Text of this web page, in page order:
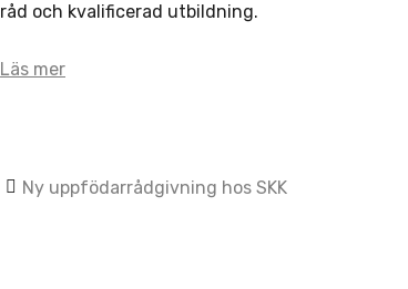
råd och kvalificerad utbildning.
Läs mer
Post
Ny uppfödarrådgivning hos SKK